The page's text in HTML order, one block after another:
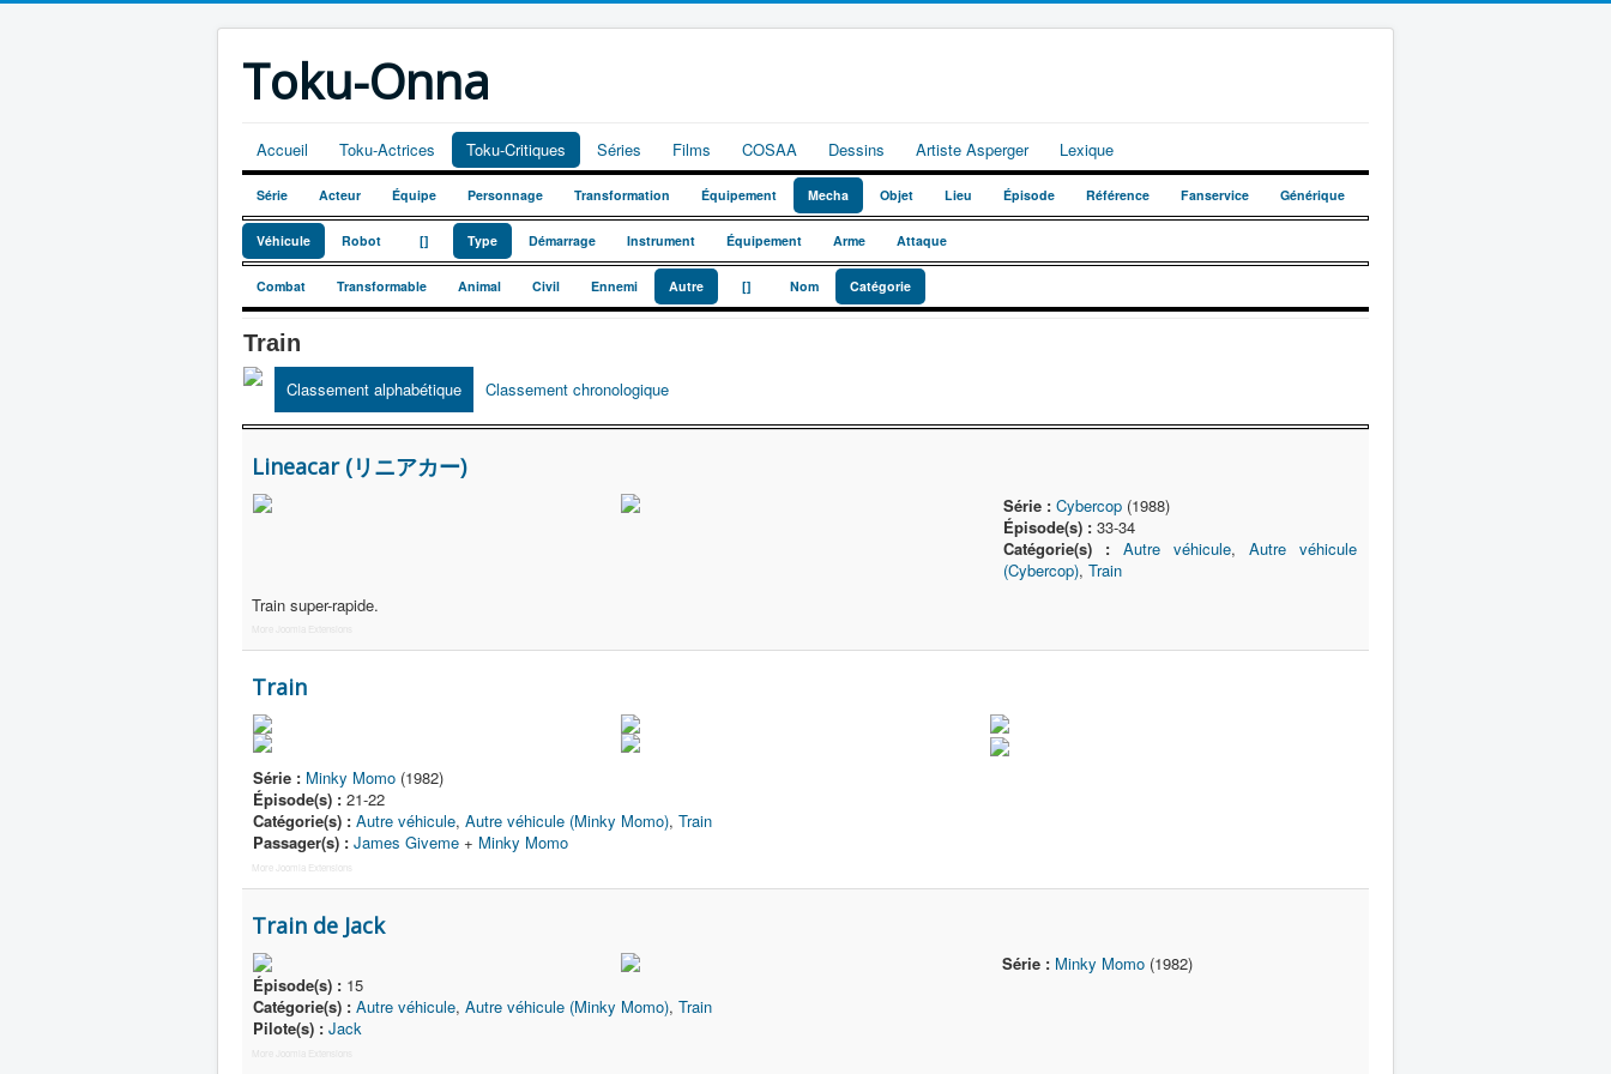
Toku-Onna
Accueil Toku-Actrices Toku-Critiques Séries Films COSAA Dessins Artiste Asperger Lexique
Série Acteur Équipe Personnage Transformation Équipement Mecha Objet Lieu Épisode Référence Fanservice Générique
Véhicule Robot [] Type Démarrage Instrument Équipement Arme Attaque
Combat Transformable Animal Civil Ennemi Autre [] Nom Catégorie
Train
Classement alphabétique Classement chronologique
Lineacar (リニアカー)
Série : Cybercop(1988)
Épisode(s) :33-34
Catégorie(s) :
Autre véhicule, Autre véhicule
(Cybercop), Train
Train super-rapide.
More Joomla Extensions
Train
Série : Minky Momo (1982)
Épisode(s) : 21-22
Catégorie(s) : Autre véhicule, Autre véhicule (Minky Momo), Train
Passager(s) : James Giveme + Minky Momo
More Joomla Extensions
Train de Jack
Série : Minky Momo(1982)
Épisode(s) : 15
Catégorie(s) : Autre véhicule, Autre véhicule (Minky Momo), Train
Pilote(s) : Jack
More Joomla Extensions